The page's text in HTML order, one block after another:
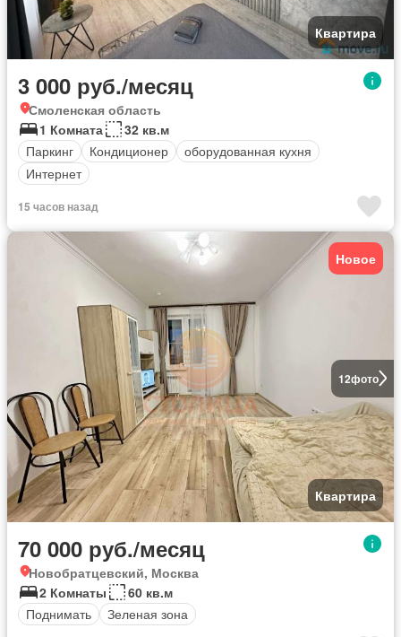
Квартира
3 000 руб./месяц
Смоленская область
1 Комната
32 кв.м
Паркинг
Кондиционер
оборудованная кухня
Интернет
15 часов назад
12фото
Новое
Квартира
70 000 руб./месяц
Новобратцевский, Москва
2 Комнаты
60 кв.м
Поднимать
Зеленая зона